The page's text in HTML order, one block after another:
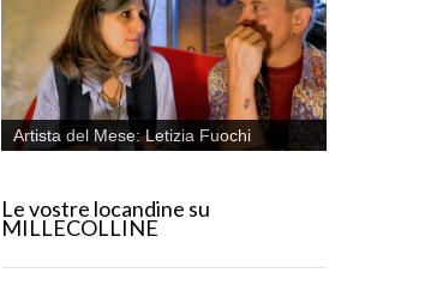
Artista del Mese: Letizia Fuochi
Le vostre locandine su
MILLECOLLINE